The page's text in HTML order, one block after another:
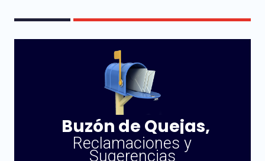
Buzón de Quejas,
Reclamaciones y
Sugerencias